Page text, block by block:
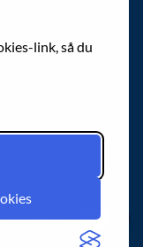
link, så du
chatbotten